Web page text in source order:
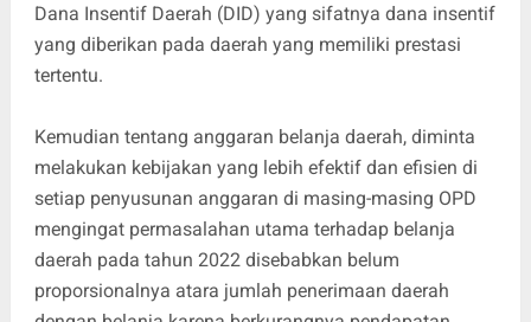
Dana Insentif Daerah (DID) yang sifatnya dana insentif
yang diberikan pada daerah yang memiliki prestasi
tertentu.
Kemudian tentang anggaran belanja daerah, diminta
melakukan kebijakan yang lebih efektif dan efisien di
setiap penyusunan anggaran di masing-masing OPD
mengingat permasalahan utama terhadap belanja
daerah pada tahun 2022 disebabkan belum
proporsionalnya atara jumlah penerimaan daerah